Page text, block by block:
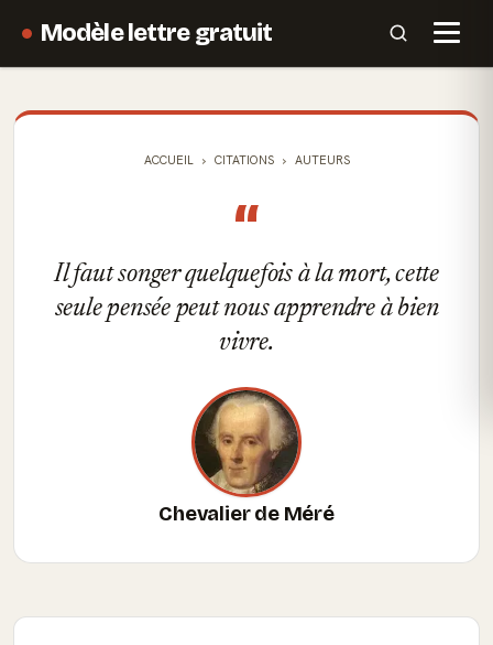
Modèle lettre gratuit
ACCUEIL CITATIONS AUTEURS
“
Il faut songer quelquefois à la mort, cette
seule pensée peut nous apprendre à bien
vivre.
Chevalier de Méré